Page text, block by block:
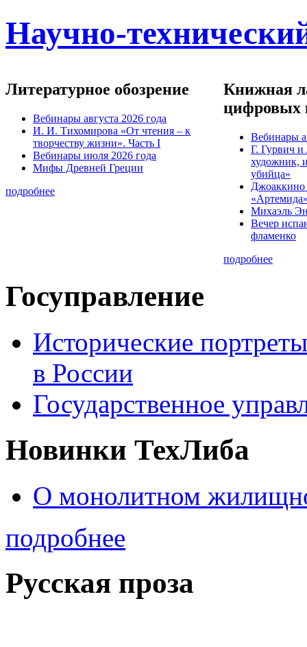
Научно-
Литературное обозрение
Вебинары августа 2026 года
И. И. Тихомирова «От чтения – к
творчеству жизни». Часть I
Вебинары июля 2026 года
Мифы Древней Греции
подробнее
Книжная
цифровых
Вебинары
Г. Гурвич
художник,
убийца»
Михаэль
Вечер
фламенко
подробнее
Госуправление
Исторические
в России
Государственное
Новинки ТехЛиба
О монолитном
подробнее
Русская проза